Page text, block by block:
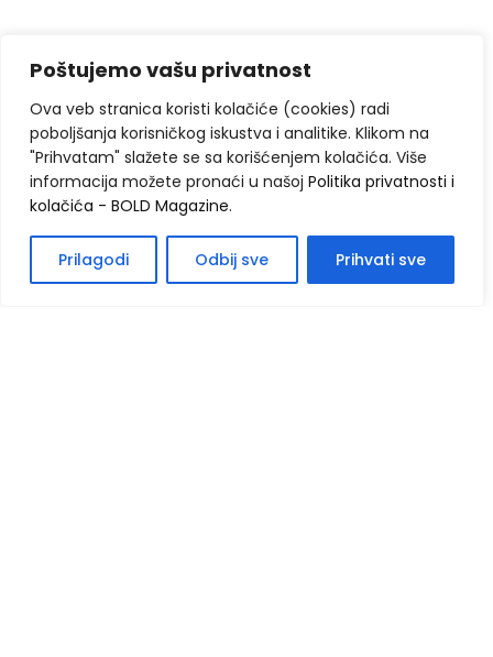
Poštujemo vašu privatnost
Ova veb stranica koristi kolačiće (cookies) radi
poboljšanja korisničkog iskustva i analitike. Klikom na
"Prihvatam" slažete se sa korišćenjem kolačića. Više
informacija možete pronaći u našoj Politika privatnosti i
kolačića - BOLD Magazine.
Prilagodi Odbij sve Prihvati sve